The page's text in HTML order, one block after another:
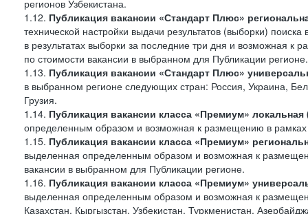
регионов Узбекистана.
1.12. Публикация вакансии «Стандарт Плюс»
технической настройки выдачи результатов (выборки)
в результатах выборки за последние три дня и возможная к
по стоимости вакансии в выбранном для Публикации регионе.
1.13. Публикация вакансии «Стандарт Плюс»
в выбранном регионе следующих стран: Россия, Украина,
Грузия.
1.14. Публикация вакансии класса «Премиум»
определенным образом и возможная к размещению в рамках
1.15. Публикация вакансии класса «Премиум»
выделенная определенным образом и возможная к
вакансии в выбранном для Публикации регионе.
1.16. Публикация вакансии класса «Премиум»
выделенная определенным образом и возможная к
Казахстан, Кыргызстан, Узбекистан, Туркменистан,